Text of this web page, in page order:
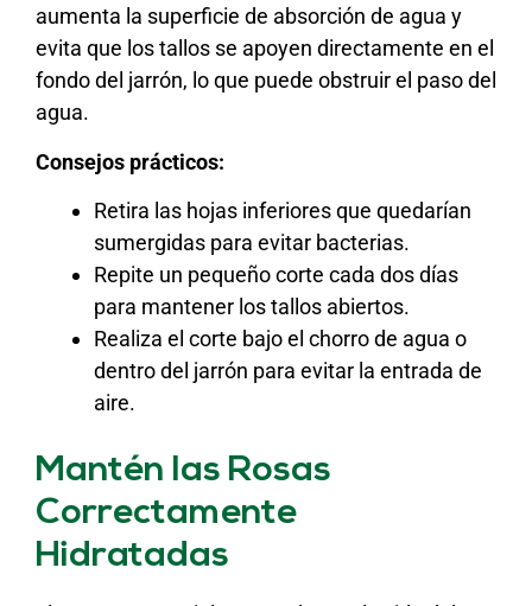
aumenta la superficie de absorción de agua y
evita que los tallos se apoyen directamente en el
fondo del jarrón, lo que puede obstruir el paso del
agua.
Consejos prácticos:
Retira las hojas inferiores que quedarían
sumergidas para evitar bacterias.
Repite un pequeño corte cada dos días
para mantener los tallos abiertos.
Realiza el corte bajo el chorro de agua o
dentro del jarrón para evitar la entrada de
aire.
Mantén las Rosas
Correctamente
Hidratadas